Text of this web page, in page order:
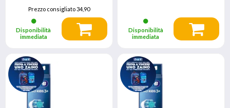
Prezzo consigliato34,90
Disponibilità
immediata
Disponibilità
immediata